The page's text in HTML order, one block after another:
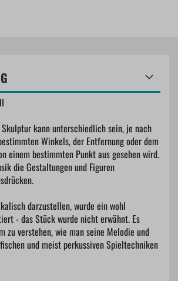
kann unterschiedlich sein, je nach
Winkels, der Entfernung oder dem
einem bestimmten Punkt aus gesehen wird.
die Gestaltungen und Figuren
darzustellen, wurde ein wohl
- das Stück wurde nicht erwähnt. Es
zu verstehen, wie man seine Melodie und
und meist perkussiven Spieltechniken